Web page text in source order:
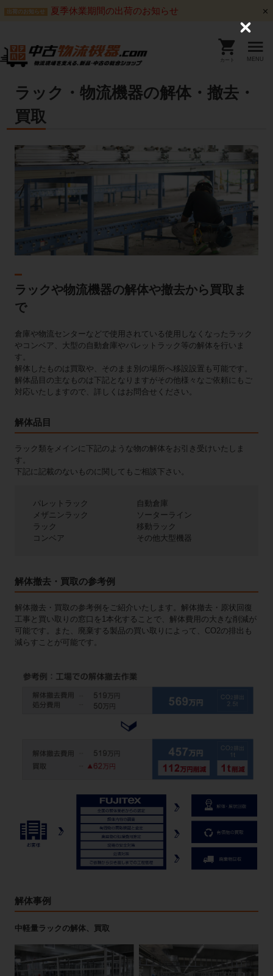
出荷のお知らせ 夏季休業期間の出荷のお知らせ
カート MENU
ラック・物流機器の解体・撤去・
買取
ラックや物流機器の解体や撤去から買取ま
で
倉庫や物流センターなどで使用されている使用しなくなったラック
やコンベア、大型の自動倉庫やパレットラック等の解体を行いま
す。
解体したものは買取や、そのまま別の場所へ移設設置も可能です。
解体品目の主なものは下記となりますがその他様々なご依頼にもご
対応いたしますので、詳しくはお問合せください。
解体品目
ラック類をメインに下記のような物の解体をお引き受けいたしま
す。
下記に記載のないものに関してもご相談下さい。
パレットラック
自動倉庫
メザニンラック
ソーターライン
ラック
移動ラック
コンベア
その他大型機器
解体撤去・買取の参考例
解体撤去・買取の参考例をご紹介いたします。解体撤去・原状回復
工事と買い取りの窓口を1本化することで、解体費用の大きな削減が
可能です。また、廃棄する製品の買い取りによって、CO2の排出も
減らすことが可能です。
解体事例
中軽量ラックの解体、買取
C
o
s